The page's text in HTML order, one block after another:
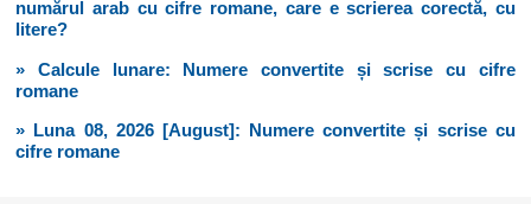
numărul arab cu cifre romane, care e scrierea corectă, cu
litere?
» Calcule lunare: Numere convertite și scrise cu cifre
romane
» Luna 08, 2026 [August]: Numere convertite și scrise cu
cifre romane